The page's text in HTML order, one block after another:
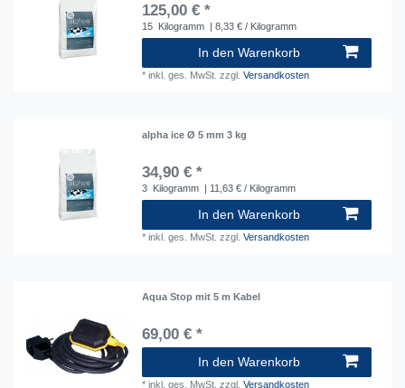
125,00 € *
15 Kilogramm | 8,33 € / Kilogramm
In den Warenkorb
*inkl. ges. MwSt. zzgl.Versandkosten
alpha ice Ø 5 mm 3 kg
34,90 € *
3 Kilogramm | 11,63 € / Kilogramm
In den Warenkorb
*inkl. ges. MwSt. zzgl.Versandkosten
Aqua Stop mit 5 m Kabel
69,00 € *
In den Warenkorb
*inkl. ges. MwSt. zzgl.Versandkosten